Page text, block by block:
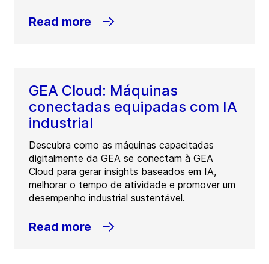
Read more
GEA Cloud: Máquinas
conectadas equipadas com IA
industrial
Descubra como as máquinas capacitadas
digitalmente da GEA se conectam à GEA
Cloud para gerar insights baseados em IA,
melhorar o tempo de atividade e promover um
desempenho industrial sustentável.
Read more